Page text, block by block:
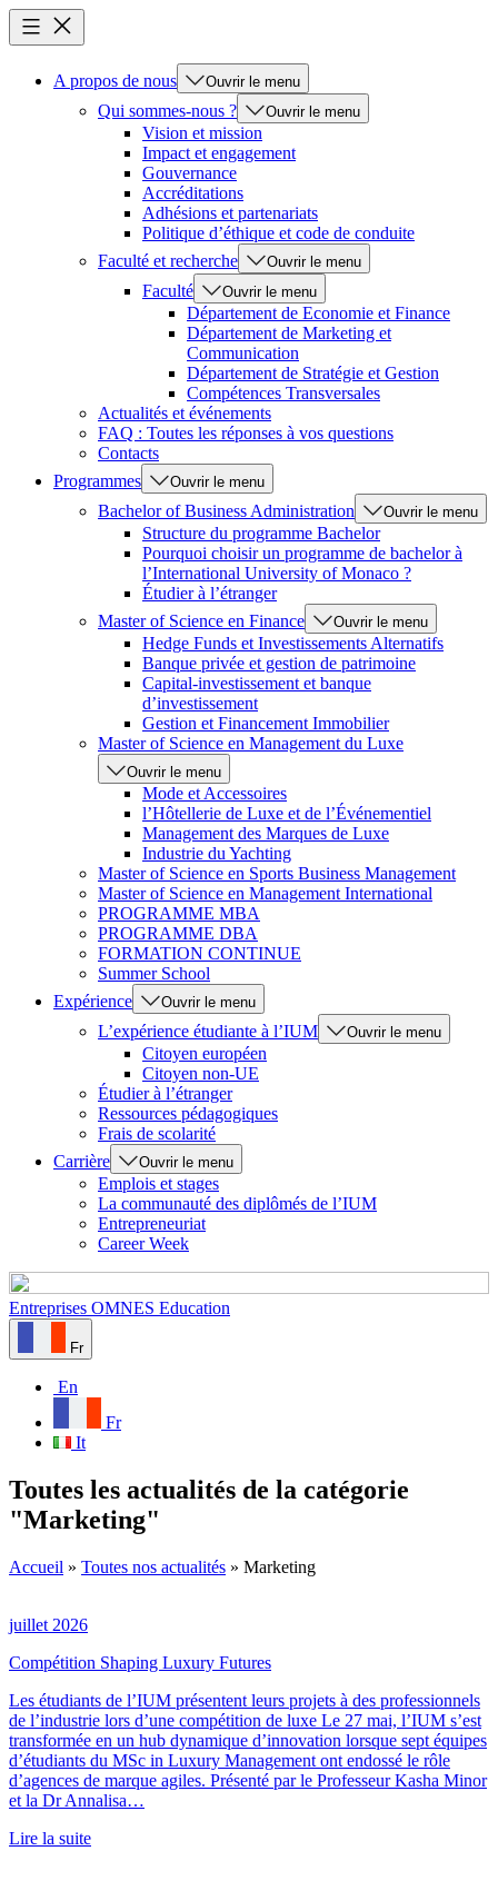
A propos de nous Ouvrir le menu
Qui sommes-nous ? Ouvrir le menu
Vision et mission
Impact et engagement
Gouvernance
Accréditations
Adhésions et partenariats
Politique d’éthique et code de conduite
Faculté et recherche
Ouvrir le menu
Faculté Ouvrir le menu
Département de Economie et Finance
Département de Marketing et
Communication
Département de Stratégie et Gestion
Compétences Transversales
Actualités et événements
FAQ : Toutes les réponses à vos questions
Contacts
Programmes
Ouvrir le menu
Bachelor of Business Administration Ouvrir le menu
Structure du programme Bachelor
Pourquoi choisir un programme de bachelor à
l’International University of Monaco ?
Étudier à l’étranger
Master of Science en Finance
Ouvrir le menu
Hedge Funds et Investissements Alternatifs
Banque privée et gestion de patrimoine
Capital-investissement et banque
d’investissement
Gestion et Financement Immobilier
Master of Science en Management du Luxe
Ouvrir le menu
Mode et Accessoires
l’Hôtellerie de Luxe et de l’Événementiel
Management des Marques de Luxe
Industrie du Yachting
Master of Science en Sports Business Management
Master of Science en Management International
PROGRAMME MBA
PROGRAMME DBA
FORMATION CONTINUE
Summer School
Expérience
Ouvrir le menu
L’expérience étudiante à l’IUM Ouvrir le menu
Citoyen européen
Citoyen non-UE
Étudier à l’étranger
Ressources pédagogiques
Frais de scolarité
Carrière
Ouvrir le menu
Emplois et stages
La communauté des diplômés de l’IUM
Entrepreneuriat
Career Week
Entreprises OMNES Education
Fr
En
Fr
It
Toutes les actualités de la catégorie
"Marketing"
Accueil » Toutes nos actualités » Marketing
juillet 2026
Compétition Shaping Luxury Futures
Les étudiants de l’IUM présentent leurs projets à des professionnels
de l’industrie lors d’une compétition de luxe Le 27 mai, l’IUM s’est
transformée en un hub dynamique d’innovation lorsque sept équipes
d’étudiants du MSc in Luxury Management ont endossé le rôle
d’agences de marque agiles. Présenté par le Professeur Kasha Minor
et la Dr Annalisa…
Lire la suite